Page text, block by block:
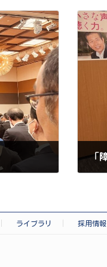
ライブラリ 採用情報